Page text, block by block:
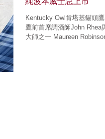
Kentucky Owl肯塔基貓頭
鷹前首席調酒師John Rhea
大師之一 Maureen